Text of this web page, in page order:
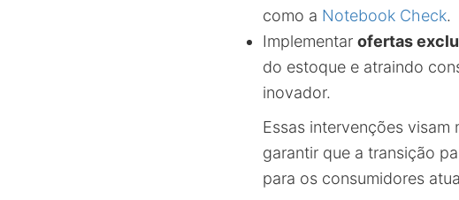
como a Notebook Check.
Implementar ofertas
do estoque e atraindo
inovador.
Essas intervenções
garantir que a transição
para os consumidores